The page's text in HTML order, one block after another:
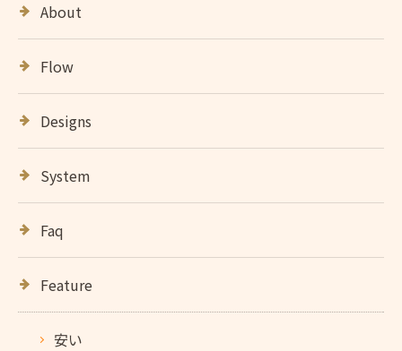
About
Flow
Designs
System
Faq
Feature
安い